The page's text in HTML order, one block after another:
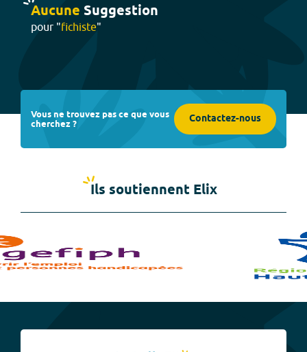
Aucune Suggestion
pour "fichiste"
Vous ne trouvez pas ce que vous
cherchez ? Contactez-nous
Ils soutiennent Elix